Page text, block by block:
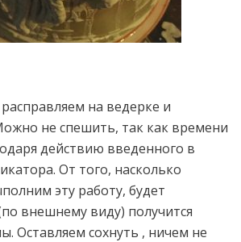
на ведерке и
не спешить, так как времени
действию введенного в
От того, насколько
эту работу, будет
внешнему виду) получится
Оставляем сохнуть , ничем не